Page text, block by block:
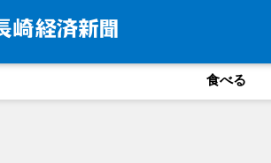
食べる